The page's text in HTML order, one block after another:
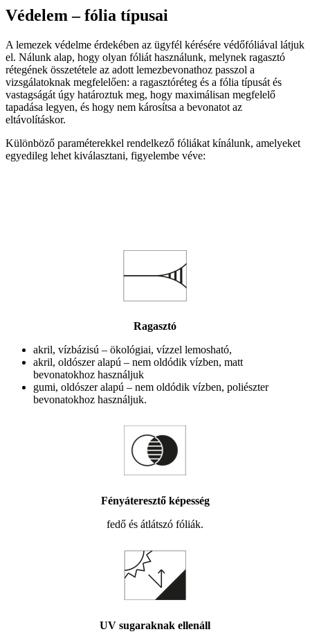
Védelem – fólia típusai
A lemezek védelme érdekében az ügyfél kérésére védőfóliával látjuk
el. Nálunk alap, hogy olyan fóliát használunk, melynek ragasztó
rétegének összetétele az adott lemezbevonathoz passzol a
vizsgálatoknak megfelelően: a ragasztóréteg és a fólia típusát és
vastagságát úgy határoztuk meg, hogy maximálisan megfelelő
tapadása legyen, és hogy nem károsítsa a bevonatot az
eltávolításkor.
Különböző paraméterekkel rendelkező fóliákat kínálunk, amelyeket
egyedileg lehet kiválasztani, figyelembe véve:
Ragasztó
akril, vízbázisú – ökológiai, vízzel lemosható,
akril, oldószer alapú – nem oldódik vízben, matt
bevonatokhoz használjuk
gumi, oldószer alapú – nem oldódik vízben, poliészter
bevonatokhoz használjuk.
Fényáteresztő képesség
fedő és átlátszó fóliák.
UV sugaraknak ellenáll